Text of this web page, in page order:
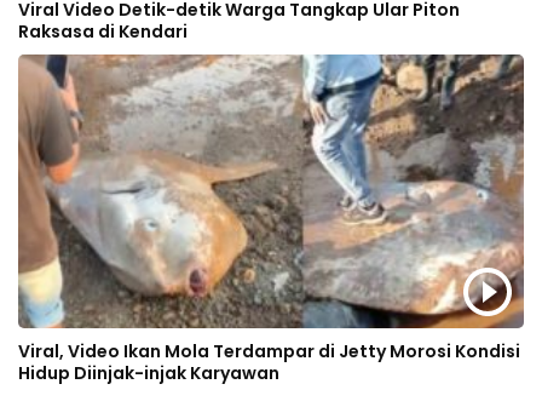
Viral Video Detik-detik Warga Tangkap Ular Piton
Raksasa di Kendari
Viral, Video Ikan Mola Terdampar di Jetty Morosi Kondisi
Hidup Diinjak-injak Karyawan